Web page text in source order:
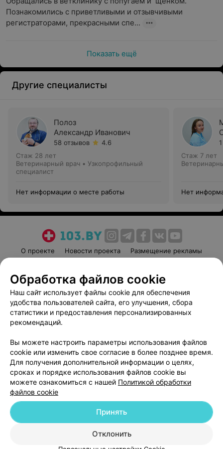
Познакомились с приветливыми и отзывчивыми
регистраторами, прекрасными спе...
Показать ещё
Другие специалисты
Полоз
Александр Иванович
58 отзывов
4.6
Стаж 28 лет
Ветеринарный врач • Узкопрофильный
специалист
Нет информации о месте работы
Стаж 7 лет
Нет
О проекте Новости проекта
Размещение рекламы
Пользовательское соглашение
Способы оплаты
Вакансии
Партнеры
Написать руководителю 103.by
Обработка персональных данных
© 2026 ООО «Артокс Лаб», УНП 191700409
| 220012, Республика Беларусь,
Служба поддержки +375 291212755
Обработка файлов cookie
Наш сайт использует файлы cookie для обеспечения
удобства пользователей сайта, его улучшения, сбора
статистики и предоставления персонализированных
рекомендаций.
Вы можете настроить параметры использования файлов
cookie или изменить свое согласие в более позднее время.
Для получения дополнительной информации о целях,
сроках и порядке использования файлов cookie вы
можете ознакомиться с нашей Политикой обработки
файлов cookie
Отклонить
Принять